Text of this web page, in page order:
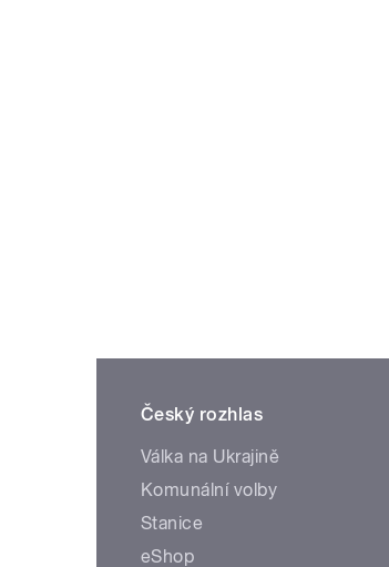
Český rozhlas
Válka na Ukrajině
Komunální volby
Stanice
eShop